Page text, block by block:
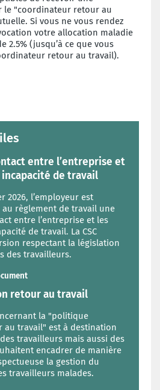
le "coordinateur retour au
Si vous ne vous rendez
votre allocation maladie
2.5% (jusqu’à ce que vous
retour au travail).
entre l’entreprise et
de travail
2026, l’employeur est
règlement de travail une
entre l’entreprise et les
de travail. La CSC
respectant la législation
des travailleurs.
retour au travail
la "politique
au travail" est à destination
travailleurs mais aussi des
encadrer de manière
la gestion du
travailleurs malades.